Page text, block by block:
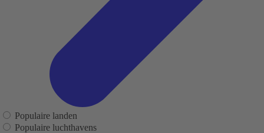
Populaire landen
Populaire luchthavens